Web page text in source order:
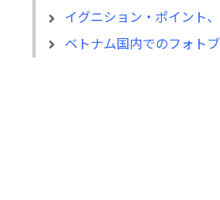
イグニション・ポイント、新
ベトナム国内でのフォトブックサービス「meGrid」のオ